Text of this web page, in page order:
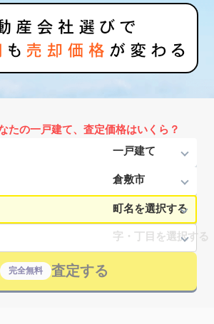
たの一戸建て、査定価格はいくら？
完全無料 査定する